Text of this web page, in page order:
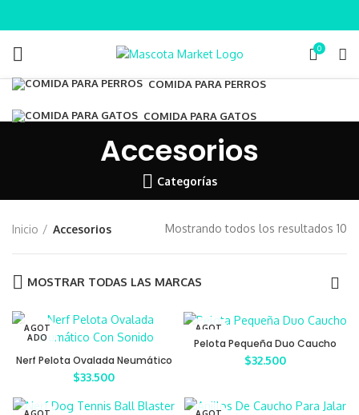
0
COMIDA PARA PERROS
COMIDA PARA GATOS
Accesorios
Categorías
Inicio Accesorios Mostrando todos los resultados 10
MOSTRAR TODAS LAS MARCAS
AGOT
ADO
Nerf Pelota Ovalada Neumático
Con Sonido
$33.500
AGOT
Pelota Pequeña Duo Caucho
$32.500